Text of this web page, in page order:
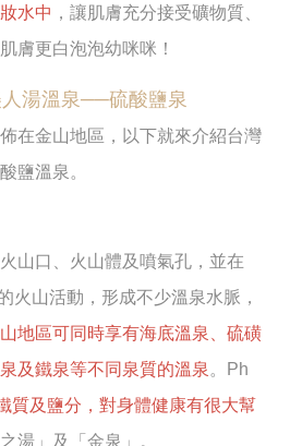
水中 ，讓肌膚充分接受礦物質、
膚更白泡泡幼咪咪！
湯溫泉──硫酸鹽泉
在金山地區，以下就來介紹台灣
鹽溫泉。
山口、火山體及噴氣孔，並在
火山活動，形成不少溫泉水脈，
地區可同時享有海底溫泉、硫磺
及鐵泉等不同泉質的溫泉 。Ph
質及鹽分，對身體健康有很大幫
湯」及「金泉」。